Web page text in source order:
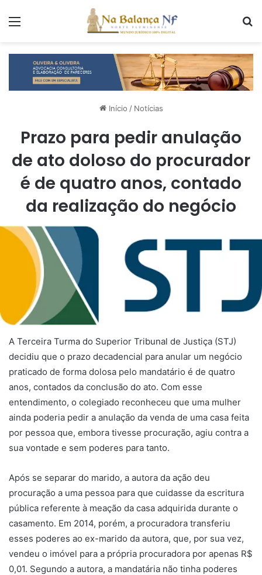
Início / Notícias
Prazo para pedir anulação
de ato doloso do procurador
é de quatro anos, contado
da realização do negócio
A Terceira Turma do Superior Tribunal de Justiça (STJ)
decidiu que o prazo decadencial para anular um negócio
praticado de forma dolosa pelo mandatário é de quatro
anos, contados da conclusão do ato. Com esse
entendimento, o colegiado reconheceu que uma mulher
ainda poderia pedir a anulação da venda de uma casa feita
por pessoa que, embora tivesse procuração, agiu contra a
sua vontade e sem poderes para tanto.
Após se separar do marido, a autora da ação deu
procuração a uma pessoa para que cuidasse da escritura
pública referente à meação da casa adquirida durante o
casamento. Em 2014, porém, a procuradora transferiu
esses poderes ao ex-marido da autora, que, por sua vez,
vendeu o imóvel para a própria procuradora por apenas R$
0,01. Segundo a autora, a mandatária não tinha poderes